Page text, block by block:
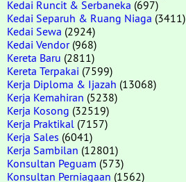
Kedai Runcit & Serbaneka (697)
Kedai Separuh & Ruang Niaga (3411)
Kedai Sewa (2924)
Kedai Vendor(968)
Kereta Baru (2811)
Kereta Terpakai (7599)
Kerja Diploma & Ijazah (13068)
Kerja Kemahiran (5238)
Kerja Kosong (32519)
Kerja Praktikal (7157)
Kerja Sales (6041)
Kerja Sambilan (12801)
Konsultan Peguam (573)
Konsultan Perniagaan (1562)